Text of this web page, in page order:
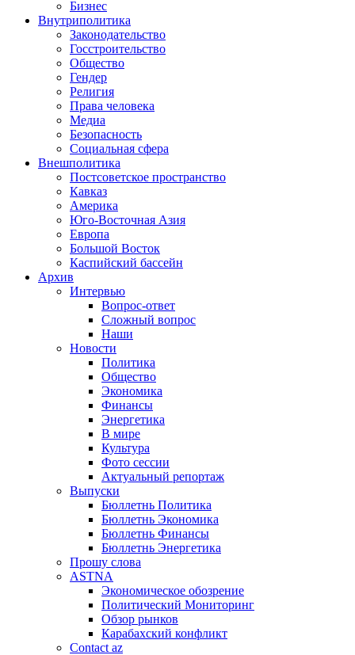
Бизнес
Внутриполитика
Законодательство
Госстроительство
Общество
Гендер
Религия
Права человека
Медиа
Безопасность
Социальная сфера
Внешполитика
Постсоветское пространство
Кавказ
Америка
Юго-Восточная Азия
Европа
Большой Восток
Каспийский бассейн
Архив
Интервью
Вопрос-ответ
Сложный вопрос
Наши
Новости
Политика
Общество
Экономика
Финансы
Энергетика
В мире
Культура
Фото сессии
Актуальный репортаж
Выпуски
Бюллетнь Политика
Бюллетнь Экономика
Бюллетнь Финансы
Бюллетнь Энергетика
Прошу слова
ASTNA
Экономическое обозрение
Политический Мониторинг
Обзор рынков
Карабахский конфликт
Contact az